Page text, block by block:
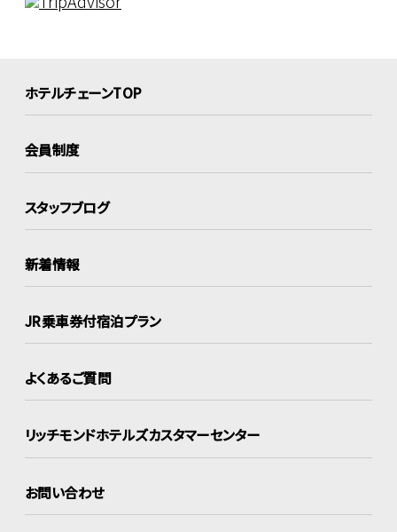
ホテルチェーンTOP
会員制度
スタッフブログ
新着情報
JR乗車券付宿泊プラン
よくあるご質問
リッチモンドホテルズカスタマーセンター
お問い合わせ